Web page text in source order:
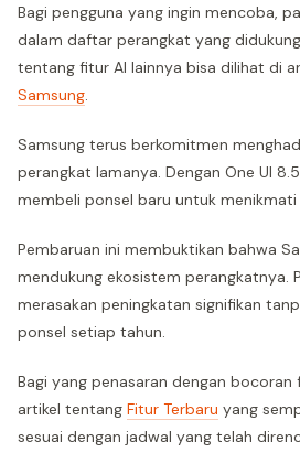
Bagi pengguna yang ingin mencoba,
dalam daftar perangkat yang
tentang fitur AI lainnya bisa dilihat di
Samsung.
Samsung terus berkomitmen
perangkat lamanya. Dengan One UI
membeli ponsel baru untuk
Pembaruan ini membuktikan bahwa
mendukung ekosistem perangkatnya.
merasakan peningkatan signifikan
ponsel setiap tahun.
Bagi yang penasaran dengan
artikel tentang Fitur Terbaru yang
sesuai dengan jadwal yang telah